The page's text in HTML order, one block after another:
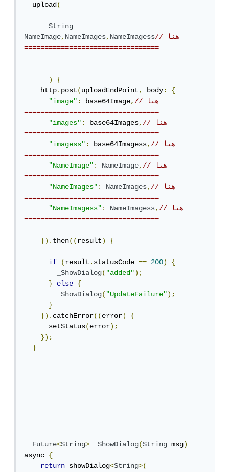
  upload
(
String
NameImage,NameImages,NameImagess// هنا
=================================
)
{
    http
.post(uploadEndPoint, body:
{
"image": base64Image,// هنا
=================================
"images": base64Images,// هنا
=================================
"imagess": base64Imagess,// هنا
=================================
"NameImage": NameImage,// هنا
=================================
"NameImages": NameImages,// هنا
=================================
"NameImagess": NameImagess,// هنا
=================================
}).then((result) {
if (result.statusCode == 200)
{
_ShowDialog("added");
}
else
{
_ShowDialog("UpdateFailure");
}
}).catchError((error)
{
      setStatus
(error);
});
}
Future<String> _ShowDialog(String msg)
async {
return showDialog<String>(